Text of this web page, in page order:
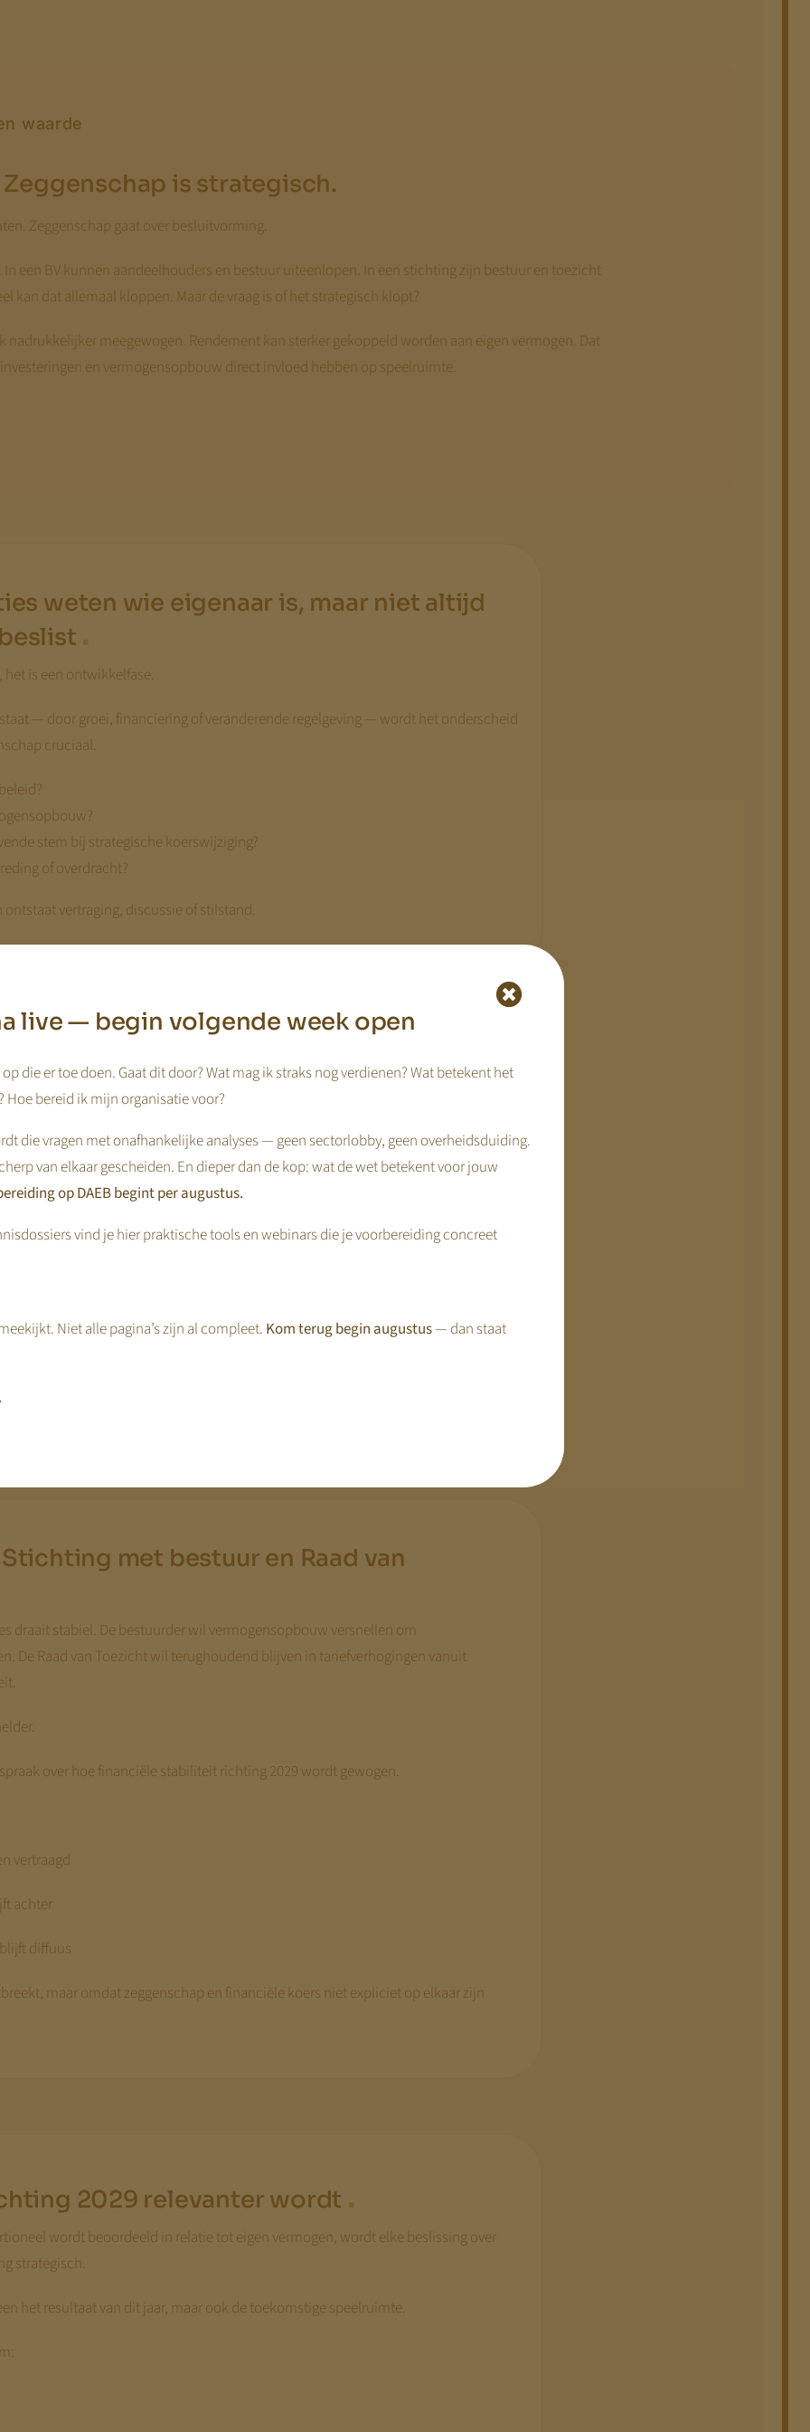
waarde
is strategisch.
Zeggenschap gaat over besluitvorming.
In een BV kunnen aandeelhouders en bestuur uiteenlopen. In een stichting zijn bestuur en toezicht
kan dat allemaal kloppen. Maar de vraag is of het strategisch klopt?
meegewogen. Rendement kan sterker gekoppeld worden aan eigen vermogen. Dat
en vermogensopbouw direct invloed hebben op speelruimte.
weten wie eigenaar is, maar niet altijd
.
is een ontwikkelfase.
— door groei, financiering of veranderende regelgeving — wordt het onderscheid
cruciaal.
stem bij strategische koerswijziging?
of overdracht?
vertraging, discussie of stilstand.
met meerdere aandeelhouders .
ieder 50% van een kinderopvangorganisatie met drie vestigingen. Eén wil winst
opbouwen richting 2029.
stem geregeld en in de aandeelhoudersovereenkomst zijn geen concrete
goed, maar besluitvorming stokt.
van het eigen vermogen. Investeringen worden uitgesteld. Strategische keuzes
maar omdat eigenaarschap en zeggenschap niet strategisch zijn ingericht.
met bestuur en Raad van
draait stabiel. De bestuurder wil vermogensopbouw versnellen om
De Raad van Toezicht wil terughoudend blijven in tariefverhogingen vanuit
over hoe financiële stabiliteit richting 2029 wordt gewogen.
vertraagd
achter
diffuus
maar omdat zeggenschap en financiële koers niet expliciet op elkaar zijn
2029 relevanter wordt .
wordt beoordeeld in relatie tot eigen vermogen, wordt elke beslissing over
strategisch.
het resultaat van dit jaar, maar ook de toekomstige speelruimte.
live — begin volgende week open
op die er toe doen. Gaat dit door? Wat mag ik straks nog verdienen? Wat betekent het
bereid ik mijn organisatie voor?
die vragen met onafhankelijke analyses — geen sectorlobby, geen overheidsduiding.
van elkaar gescheiden. En dieper dan de kop: wat de wet betekent voor jouw
op DAEB begint per augustus.
vind je hier praktische tools en webinars die je voorbereiding concreet
Niet alle pagina’s zijn al compleet. Kom terug begin augustus— dan staat